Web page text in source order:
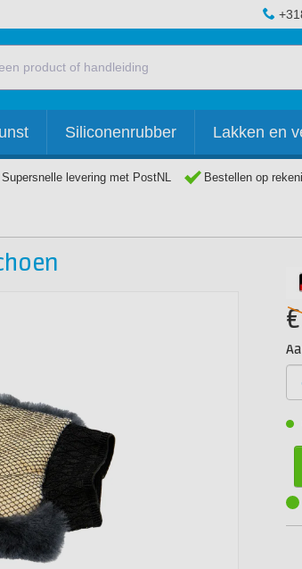
Siliconenrubber Lakken en
Supersnelle levering met PostNL Bestellen op
€